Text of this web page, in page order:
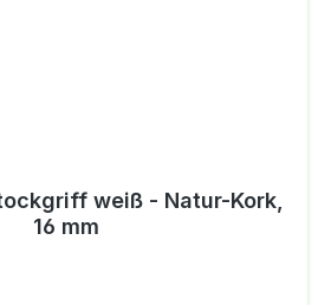
weiß - Natur-Kork,
16 mm